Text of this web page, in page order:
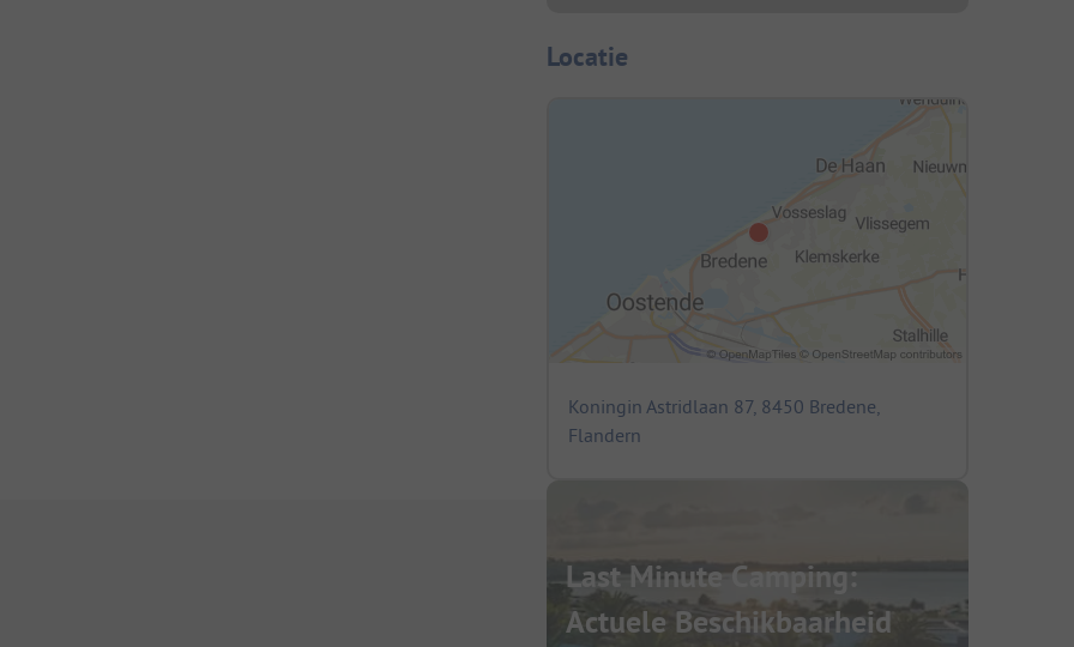
Locatie
Koningin Astridlaan 87, 8450 Bredene,
Flandern
Last Minute Camping:
Actuele Beschikbaarheid